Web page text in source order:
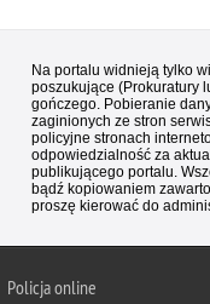
Na portalu widnieją tylko
poszukujące (Prokuratury
gończego. Pobieranie
zaginionych ze stron
policyjne stronach
odpowiedzialność za
publikującego portalu.
bądź kopiowaniem
proszę kierować do
Policjaonline